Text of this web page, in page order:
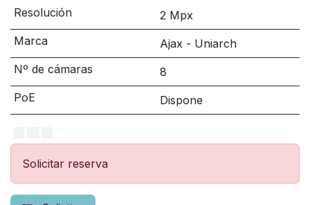
Resolución
2 Mpx
Marca
Ajax - Uniarch
Nº de cámaras
8
PoE
Dispone
Solicitar reserva